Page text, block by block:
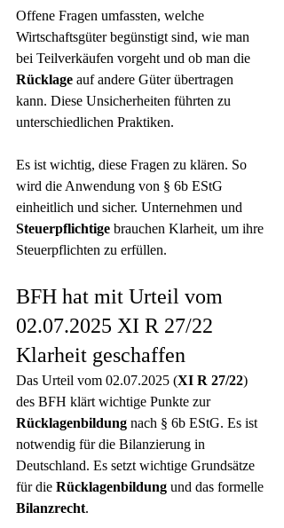
Offene Fragen umfassten, welche
Wirtschaftsgüter begünstigt sind, wie man
bei Teilverkäufen vorgeht und ob man die
Rücklage auf andere Güter übertragen
kann. Diese Unsicherheiten führten zu
unterschiedlichen Praktiken.
Es ist wichtig, diese Fragen zu klären. So
wird die Anwendung von § 6b EStG
einheitlich und sicher. Unternehmen und
Steuerpflichtige brauchen Klarheit, um ihre
Steuerpflichten zu erfüllen.
BFH hat mit Urteil vom
02.07.2025 XI R 27/22
Klarheit geschaffen
Das Urteil vom 02.07.2025 (XI R 27/22)
des BFH klärt wichtige Punkte zur
Rücklagenbildung nach § 6b EStG. Es ist
notwendig für die Bilanzierung in
Deutschland. Es setzt wichtige Grundsätze
für die Rücklagenbildung und das formelle
Bilanzrecht.